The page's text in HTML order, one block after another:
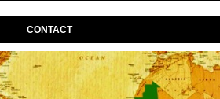
CONTACT